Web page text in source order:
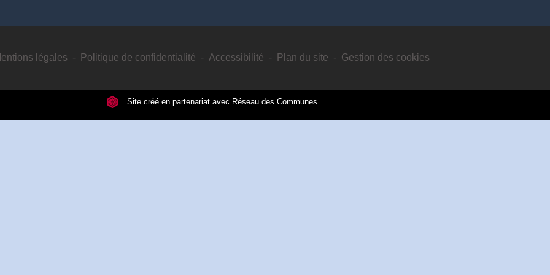
légales - Politique de confidentialité - Accessibilité - Plan du site - Gestion des cookies
Site créé en partenariat avec Réseau des Communes